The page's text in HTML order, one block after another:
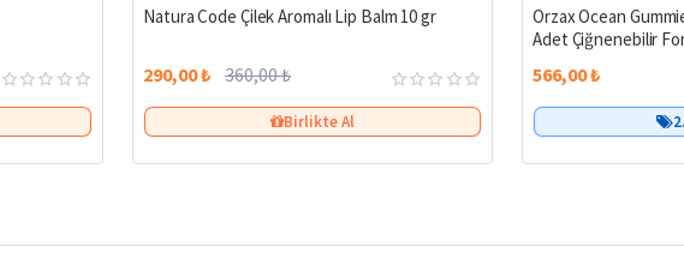
Natura Code Çilek Aromalı Lip Balm 10 gr
290,00 ₺ 360,00 ₺
Birlikte Al
Orzax Ocean
Adet Çiğnenebilir
566,00 ₺